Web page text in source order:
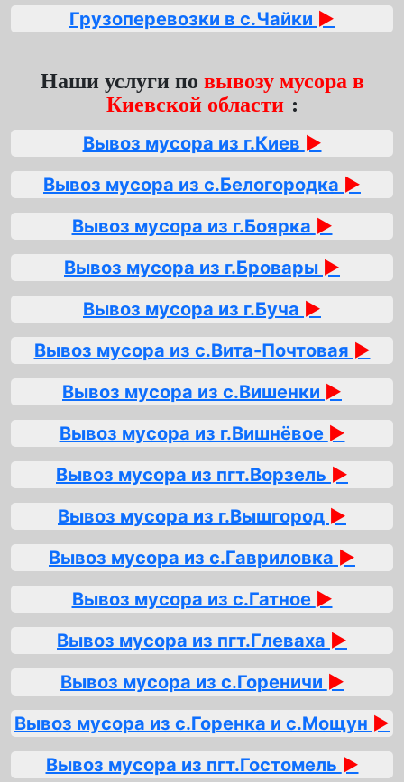
Грузоперевозки в с.Чайки ►
Наши услуги по вывозу мусора в
Киевской области:
Вывоз мусора из г.Киев ►
Вывоз мусора из с.Белогородка ►
Вывоз мусора из г.Боярка ►
Вывоз мусора из г.Бровары ►
Вывоз мусора из г.Буча ►
Вывоз мусора из с.Вита-Почтовая ►
Вывоз мусора из с.Вишенки ►
Вывоз мусора из г.Вишнёвое ►
Вывоз мусора из пгт.Ворзель ►
Вывоз мусора из г.Вышгород ►
Вывоз мусора из с.Гавриловка ►
Вывоз мусора из с.Гатное ►
Вывоз мусора из пгт.Глеваха ►
Вывоз мусора из с.Гореничи ►
Вывоз мусора из с.Горенка и с.Мощун ►
Вывоз мусора из пгт.Гостомель ►